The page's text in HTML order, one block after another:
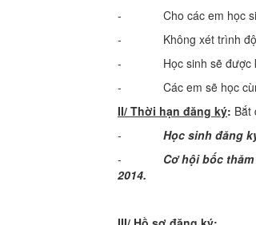
- Cho các em học
- Không xét trình độ
- Học sinh sẽ được
- Các em sẽ học cùng
II/ Thời hạn đăng ký: Bắt
- Học sinh đăng
- Cơ hội bốc
2014.